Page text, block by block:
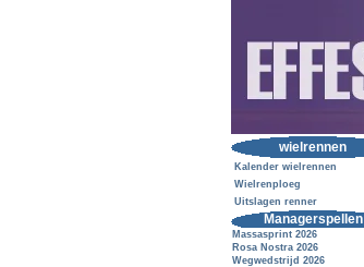
wielrennen
Kalender wielrennen
Wielrenploeg
Uitslagen renner
Managerspellen
Massasprint 2026
Rosa Nostra 2026
Wegwedstrijd 2026